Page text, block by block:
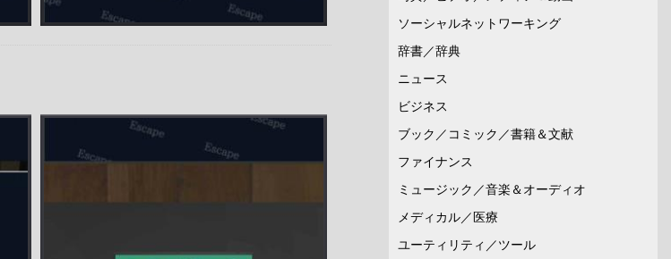
ソーシャルネットワーキング
辞書／辞典
ニュース
ビジネス
ブック／コミック／書籍＆文献
ファイナンス
ミュージック／音楽＆オーディオ
メディカル／医療
ユーティリティ／ツール